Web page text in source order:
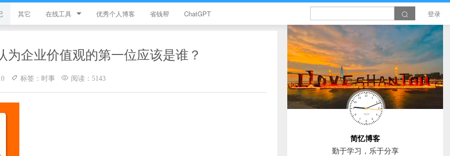
其它 在线工具
领优惠券
违禁词查询
优秀个人博客 省钱帮 ChatGPT 登录
企业价值观的第一位应该是谁？
标签：时事 阅读：5143
简忆博客
勤于学习，乐于分享